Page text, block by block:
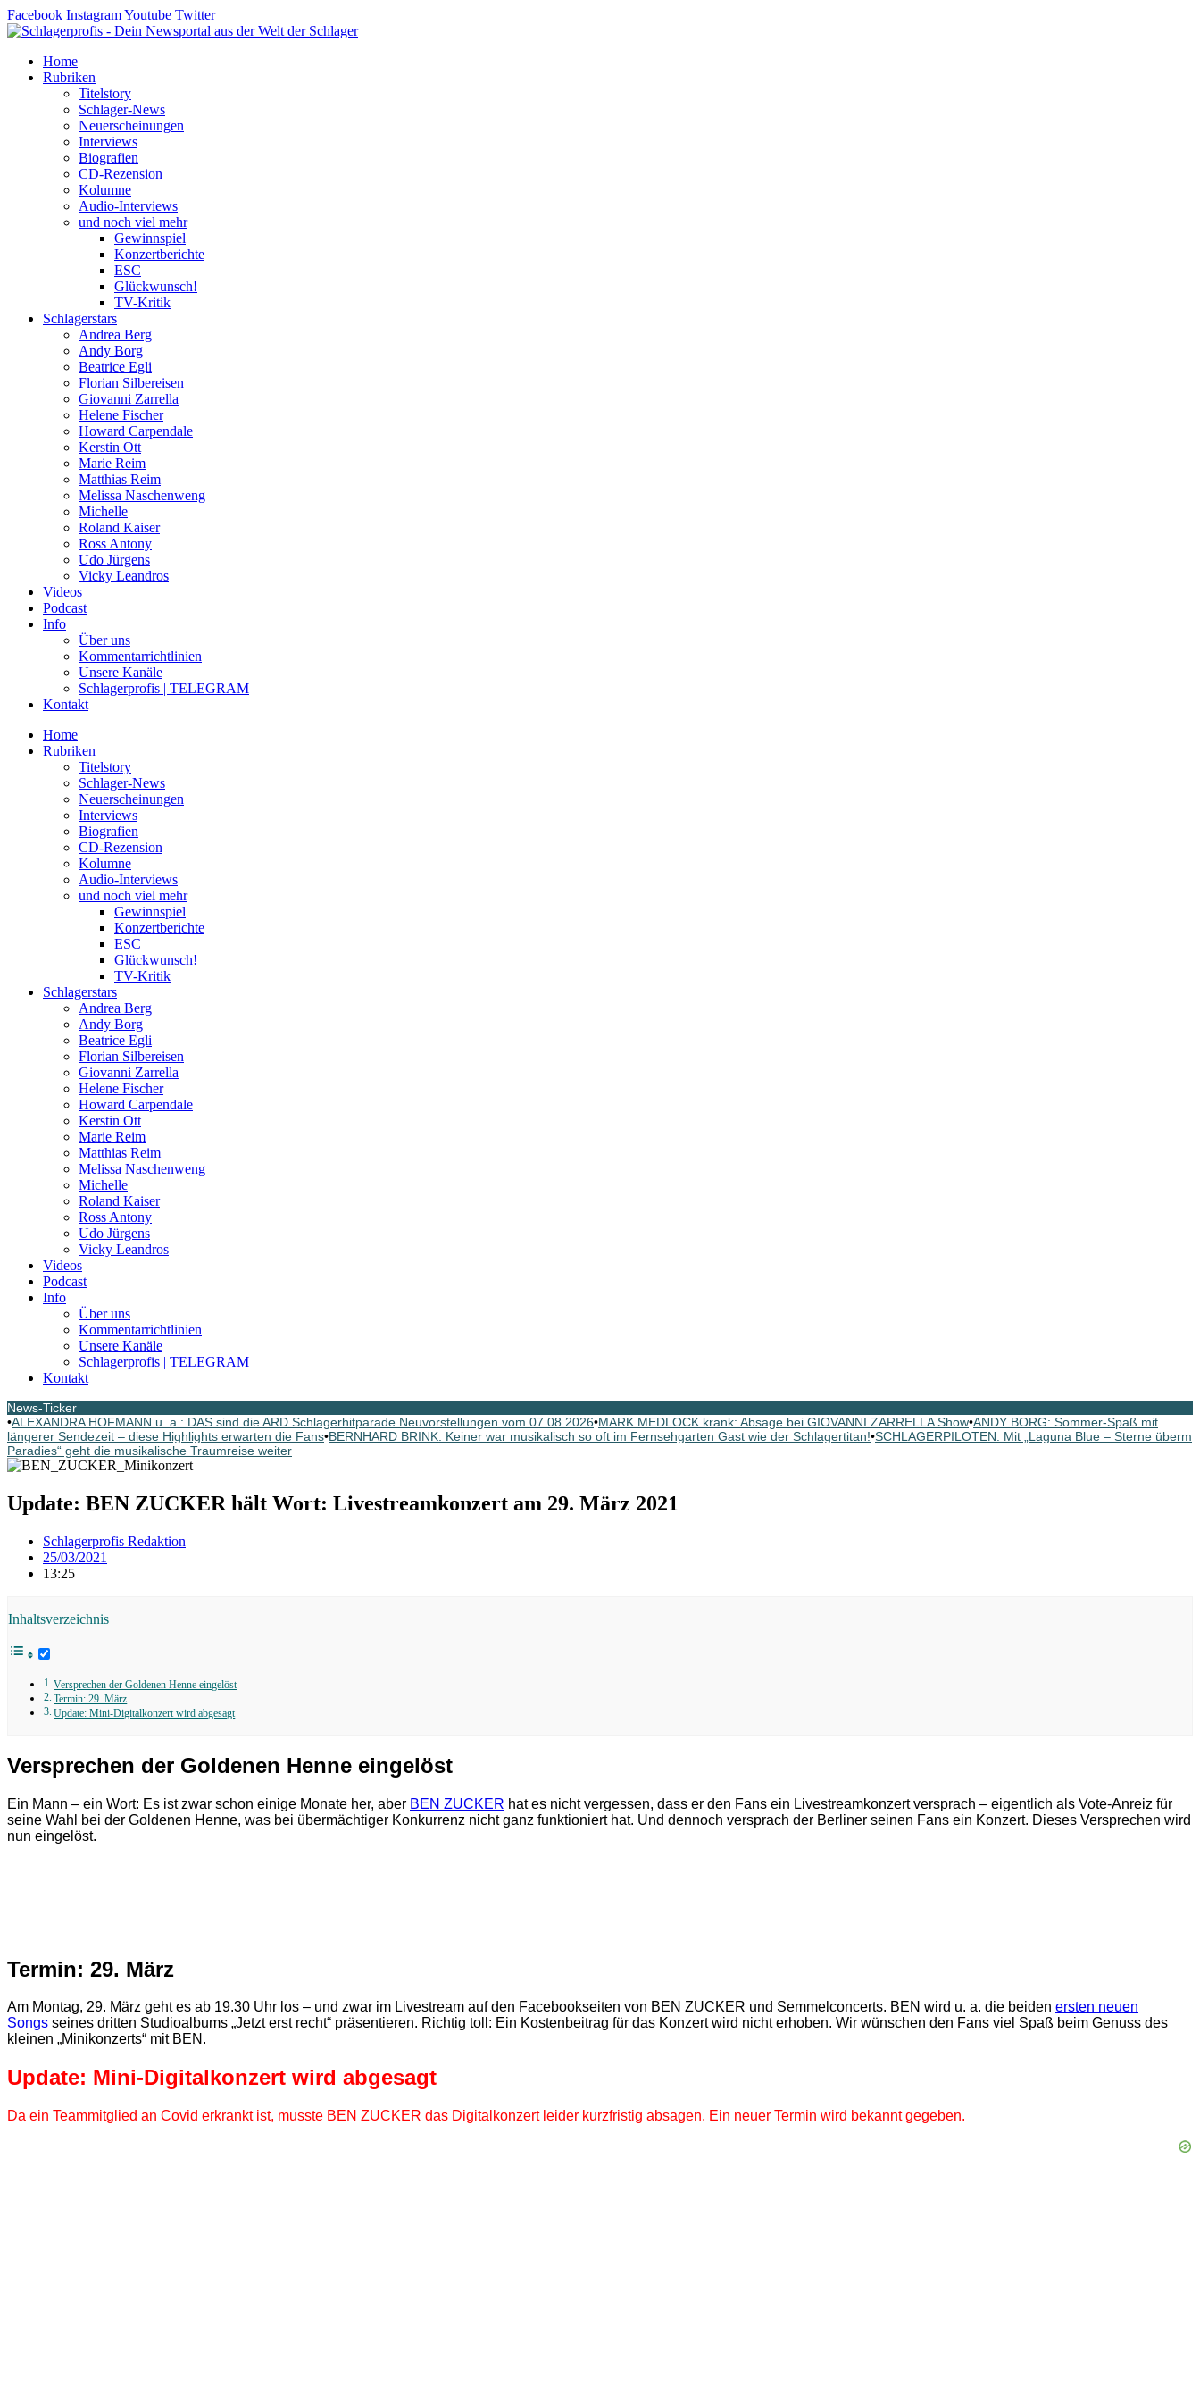
Zum
Inhalt
Facebook InstagramYoutube Twitter
Home
Rubriken
Titelstory
Schlager-News
Neuerscheinungen
Interviews
Biografien
CD-Rezension
Kolumne
Audio-Interviews
und noch viel mehr
Gewinnspiel
Konzertberichte
ESC
Glückwunsch!
TV-Kritik
Schlagerstars
Andrea Berg
Andy Borg
Beatrice Egli
Florian Silbereisen
Giovanni Zarrella
Helene Fischer
Howard Carpendale
Kerstin Ott
Marie Reim
Matthias Reim
Melissa Naschenweng
Michelle
Roland Kaiser
Ross Antony
Udo Jürgens
Vicky Leandros
Videos
Podcast
Info
Über uns
Kommentarrichtlinien
Unsere Kanäle
Schlagerprofis | TELEGRAM
Kontakt
Home
Rubriken
Titelstory
Schlager-News
Neuerscheinungen
Interviews
Biografien
CD-Rezension
Kolumne
Audio-Interviews
und noch viel mehr
Gewinnspiel
Konzertberichte
ESC
Glückwunsch!
TV-Kritik
Schlagerstars
Andrea Berg
Andy Borg
Beatrice Egli
Florian Silbereisen
Giovanni Zarrella
Helene Fischer
Howard Carpendale
Kerstin Ott
Marie Reim
Matthias Reim
Melissa Naschenweng
Michelle
Roland Kaiser
Ross Antony
Udo Jürgens
Vicky Leandros
Videos
Podcast
Info
Über uns
Kommentarrichtlinien
Unsere Kanäle
Schlagerprofis | TELEGRAM
Kontakt
News-Ticker
•ALEXANDRA HOFMANN u. a.: DAS sind die ARD Schlagerhitparade Neuvorstellungen vom 07.08.2026•MARK MEDLOCK krank: Absage bei GIOVANNI ZARRELLA Show•ANDY BORG: Sommer-Spaß mit
längerer Sendezeit – diese Highlights erwarten die Fans•BERNHARD BRINK: Keiner war musikalisch so oft im Fernsehgarten Gast wie der Schlagertitan!•SCHLAGERPILOTEN: Mit „Laguna Blue – Sterne überm
Paradies“ geht die musikalische Traumreise weiter
Update: BEN ZUCKER hält Wort: Livestreamkonzert am 29. März 2021
Schlagerprofis Redaktion
25/03/2021
13:25
Inhaltsverzeichnis
Versprechen der Goldenen Henne eingelöst
Termin: 29. März
Update: Mini-Digitalkonzert wird abgesagt
Versprechen der Goldenen Henne eingelöst
Ein Mann – ein Wort: Es ist zwar schon einige Monate her, aber BEN ZUCKER hat es nicht vergessen, dass er den Fans ein Livestreamkonzert versprach – eigentlich als Vote-Anreiz für
seine Wahl bei der Goldenen Henne, was bei übermächtiger Konkurrenz nicht ganz funktioniert hat. Und dennoch versprach der Berliner seinen Fans ein Konzert. Dieses Versprechen wird
nun eingelöst.
Termin: 29. März
Am Montag, 29. März geht es ab 19.30 Uhr los – und zwar im Livestream auf den Facebookseiten von BEN ZUCKER und Semmelconcerts. BEN wird u. a. die beiden ersten neuen
Songs seines dritten Studioalbums „Jetzt erst recht“ präsentieren. Richtig toll: Ein Kostenbeitrag für das Konzert wird nicht erhoben. Wir wünschen den Fans viel Spaß beim Genuss des
kleinen „Minikonzerts“ mit BEN.
Update: Mini-Digitalkonzert wird abgesagt
Da ein Teammitglied an Covid erkrankt ist, musste BEN ZUCKER das Digitalkonzert leider kurzfristig absagen. Ein neuer Termin wird bekannt gegeben.